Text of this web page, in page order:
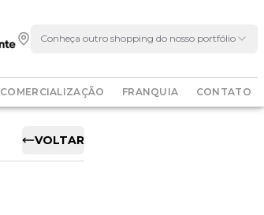
Conheça outro shopping do nosso portfólio
COMERCIALIZAÇÃO FRANQUIA CONTATO
VOLTAR